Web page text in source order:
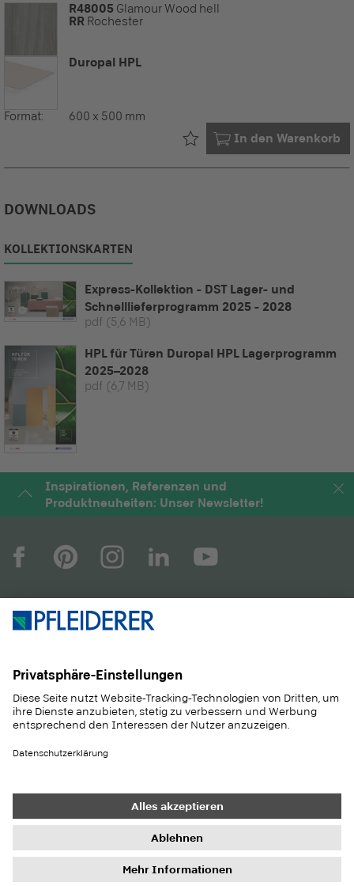
R48005 Glamour Wood hell
RR Rochester
Duropal HPL
Format: 600 x 500 mm
In den Warenkorb
Bereits in Ihrem
DOWNLOADS
KOLLEKTIONSKARTEN
Express-Kollektion - DST Lager- und
Schnelllieferprogramm 2025 - 2028
pdf (5,6 MB)
HPL für Türen Duropal HPL Lagerprogramm
2025–2028
pdf (6,7 MB)
Inspirationen, Referenzen und
Produktneuheiten: Unser Newsletter!
ANWENDUNGEN
NACHHALTIGKEIT
KONTAKT
JURA-Spedition GmbH
Impressum
Datenschutz-Einstellungen
Datenschutz
Informationspflichten AGB Newsletter
© 2026